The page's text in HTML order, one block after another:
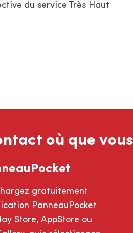
du service Très Haut
où que
gratuitement
PanneauPocket
Store, AppStore ou